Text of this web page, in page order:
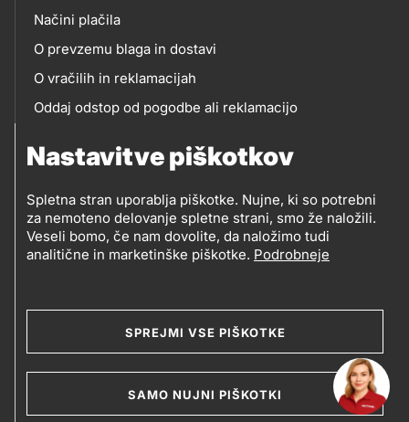
Nastavitve piškotkov
Spletna stran uporablja piškotke. Nujne, ki so potrebni
za nemoteno delovanje spletne strani, smo že naložili.
Veseli bomo, če nam dovolite, da naložimo tudi
analitične in marketinške piškotke. Podrobneje
SPREJMI VSE PIŠKOTKE
SAMO NUJNI PIŠKOTKI
Načini plačila
O prevzemu blaga in dostavi
O vračilih in reklamacijah
Oddaj odstop od pogodbe ali reklamacijo
(OEEO)
and
Varstvo zasebnosti in osebnih podatkov
Splošni pogoji poslovanja
Piškotki
Izjava o dostopnosti
Kazalo strani